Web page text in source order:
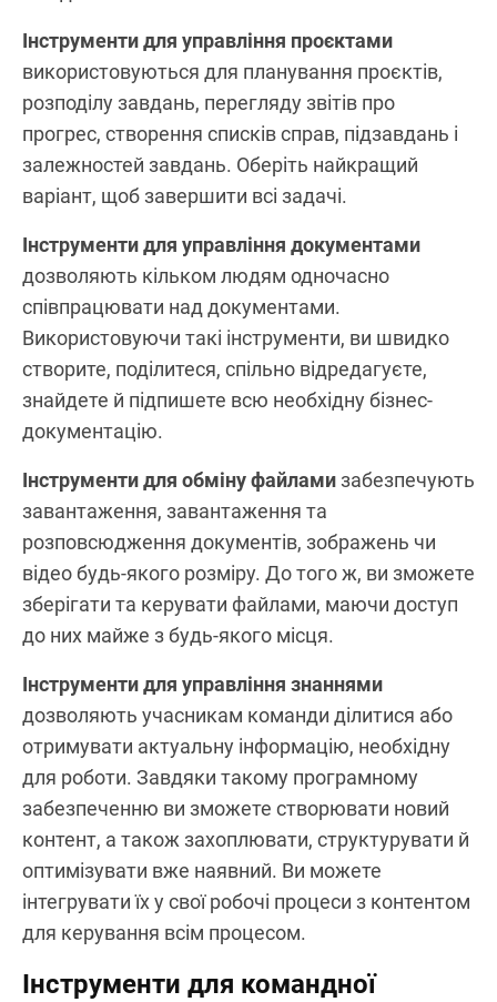
Інструменти для управління проєктами
використовуються для планування проєктів,
розподілу завдань, перегляду звітів про
прогрес, створення списків справ, підзавдань і
залежностей завдань. Оберіть найкращий
варіант, щоб завершити всі задачі.
Інструменти для управління документами
дозволяють кільком людям одночасно
співпрацювати над документами.
Використовуючи такі інструменти, ви швидко
створите, поділитеся, спільно відредагуєте,
знайдете й підпишете всю необхідну бізнес-
документацію.
Інструменти для обміну файламизабезпечують
завантаження, завантаження та
розповсюдження документів, зображень чи
відео будь-якого розміру. До того ж, ви зможете
зберігати та керувати файлами, маючи доступ
до них майже з будь-якого місця.
Інструменти для управління знаннями
дозволяють учасникам команди ділитися або
отримувати актуальну інформацію, необхідну
для роботи. Завдяки такому програмному
забезпеченню ви зможете створювати новий
контент, а також захоплювати, структурувати й
оптимізувати вже наявний. Ви можете
інтегрувати їх у свої робочі процеси з контентом
для керування всім процесом.
Інструменти для командної